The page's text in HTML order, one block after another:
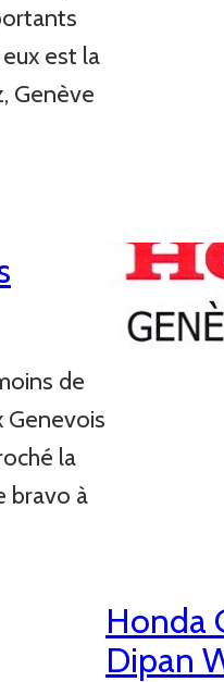
est la
Genève
de
Genevois
la
bravo à
Honda
Dipan